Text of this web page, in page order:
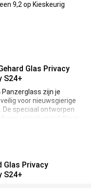
9,2 op Kieskeurig
Glas Privacy
S24+
zijn je
voor nieuwsgierige
De speciaal ontworpen
vrijwel onzichtbaar
stuk minder te zien.
Glas Privacy
S24+